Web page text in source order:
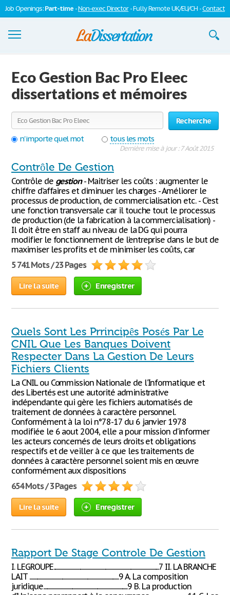
Job Openings:Part-time -Non-exec Director- Fully Remote UK/EU/CH -Contact
S'inscrire
Se connecter
Contactez-nous
Eco Gestion Bac Pro Eleec
dissertations et mémoires
Recherche
n'importe quel mot
tous les mots
Dernière mise à jour : 7 Août 2015
Contrôle De Gestion
Contrôle de gestion- Maitriser les coûts : augmenter le
chiffre d’affaires et diminuer les charges - Améliorer le
processus de production, de commercialisation etc. - C’est
une fonction transversale car il touche tout le processus
de production (de la fabrication à la commercialisation) -
Il doit être en staff au niveau de la DG qui pourra
modifier le fonctionnement de l’entreprise dans le but de
maximiser les profits et de minimiser les coûts, car
5 741 Mots / 23 Pages
Lire la suite Enregistrer
Quels Sont Les Prrincipês Posés Par Le
CNIL Que Les Banques Doivent
Respecter Dans La Gestion De Leurs
Fichiers Clients
La CNIL ou Commission Nationale de l’Informatique et
des Libertés est une autorité administrative
indépendante qui gère les fichiers automatisés de
traitement de données à caractère personnel.
Conformément à la loi n°78-17 du 6 janvier 1978
modifiée le 6 aout 2004, elle a pour mission d’informer
les acteurs concernés de leurs droits et obligations
respectifs et de veiller à ce que les traitements de
données à caractère personnel soient mis en œuvre
conformément aux dispositions
654 Mots / 3 Pages
Lire la suite Enregistrer
Rapport De Stage Controle De Gestion
I. LEGROUPE.........................................................................................................7 II. LA BRANCHE
LAIT .........................................................................................9 A. La composition
juridique....................................................................................9 B. La production